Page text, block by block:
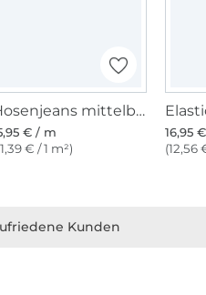
Hosenjeans mittelblau
€ / m
€ / 1 m²)
16,95
(12,56
Kunden